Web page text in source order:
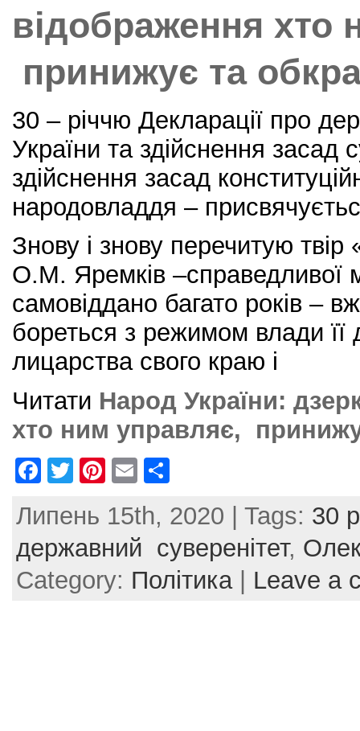
відображення хто
принижує та
30 – річчю Декларації про
України та здійснення засад
здійснення засад
народовладдя –
Знову і знову перечитую
О.М. Яремків –справедливої
самовіддано багато років –
бореться з режимом влади
лицарства свого краю і
Читати Народ України:
хто ним управляє,
F
c
e
b
T
itt
er
Pi
er
e
st
E
ai
l
ar
e
Липень 15th, 2020 | Tags: 30
державний суверенітет,
Category: Політика| Leave a